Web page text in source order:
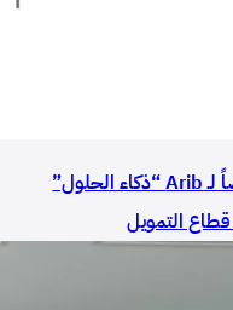
البنك المركزي السعودي يمنح ترخيصاً لـ Arib “ذكاء الحلول”
التمويل